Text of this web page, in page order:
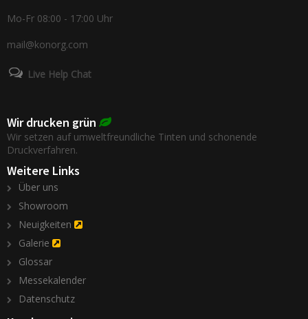
Mo-Fr 08:00 - 17:00 Uhr
mail@konorg.com
Live Help Chat
Wir drucken grün
Wir setzen auf umweltfreundliche Tinten und schonende
Druckverfahren.
Weitere Links
Über uns
Showroom
Neuigkeiten
Galerie
Glossar
Messekalender
Datenschutz